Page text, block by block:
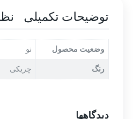
توضیحات تکمیلی
وضعیت محصول نو
رنگ چریکی
دیدگاهها